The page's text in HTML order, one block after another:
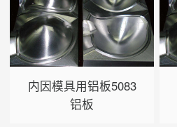
内因模具用铝板5083
铝板